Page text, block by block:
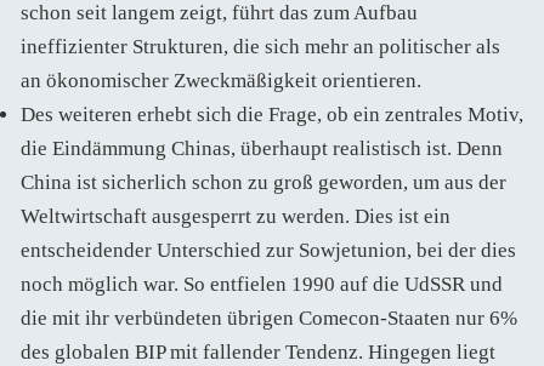
schon seit langem zeigt, führt das zum Aufbau
ineffizienter Strukturen, die sich mehr an politischer als
an ökonomischer Zweckmäßigkeit orientieren.
Des weiteren erhebt sich die Frage, ob ein zentrales Motiv,
die Eindämmung Chinas, überhaupt realistisch ist. Denn
China ist sicherlich schon zu groß geworden, um aus der
Weltwirtschaft ausgesperrt zu werden. Dies ist ein
entscheidender Unterschied zur Sowjetunion, bei der dies
noch möglich war. So entfielen 1990 auf die UdSSR und
die mit ihr verbündeten übrigen Comecon-Staaten nur 6%
des globalen BIP mit fallender Tendenz. Hingegen liegt